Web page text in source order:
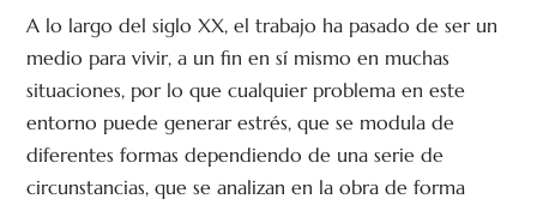
A lo largo del siglo XX, el trabajo ha pasado de ser un
medio para vivir, a un fin en sí mismo en muchas
situaciones, por lo que cualquier problema en este
entorno puede generar estrés, que se modula de
diferentes formas dependiendo de una serie de
circunstancias, que se analizan en la obra de forma